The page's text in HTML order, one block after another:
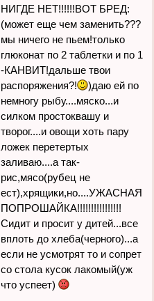
НИГДЕ НЕТ!!!!!!ВОТ БРЕД:
(может еще чем заменить???
мы ничего не пьем!только
глюконат по 2 таблетки и по 1
-КАНВИТ!дальше твои
распоряжения?!
)даю ей по
немногу рыбу....мяско...и
силком простоквашу и
творог....и овощи хоть пару
ложек перетертых
заливаю....а так-
рис,мясо(рубец не
ест),хрящики,но....УЖАСНАЯ
ПОПРОШАЙКА!!!!!!!!!!!!!!!!
Сидит и просит у дитей...все
вплоть до хлеба(черного)...а
если не усмотрят то и сопрет
со стола кусок лакомый(уж
что успеет)